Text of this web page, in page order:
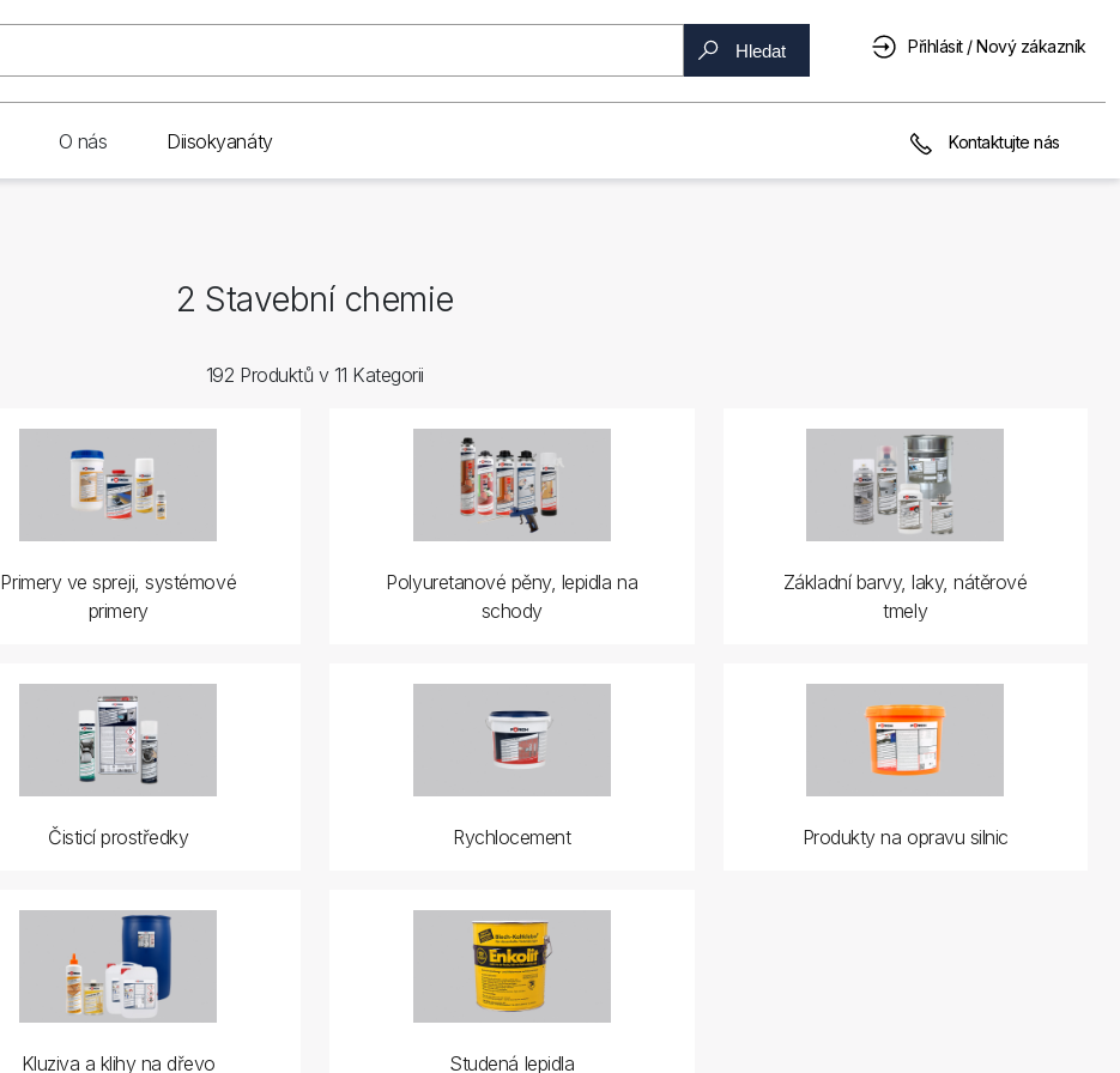
Hledat Přihlásit / Nový zákazník
O nás Diisokyanáty Kontaktujte nás
2 Stavební chemie
192 Produktů v 11 Kategorii
Primery ve spreji, systémové
primery
Polyuretanové pěny, lepidla na
schody
Základní barvy, laky, nátěrové
tmely
Čisticí prostředky Rychlocement Produkty na opravu silnic
Kluziva a klihy na dřevo Studená lepidla